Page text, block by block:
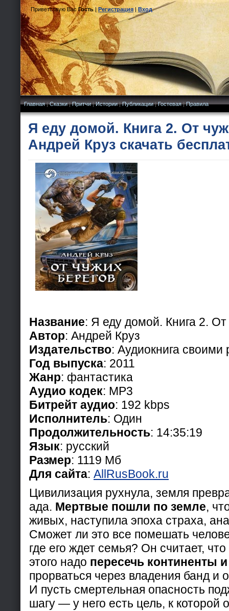
Приветствую Вас Гость|Регистрация|Вход
Главная|Сказки|Притчи|Истории|Публикации|Гостевая|Правила
Я еду домой. Книга 2. От
Андрей Круз скачать
Название: Я еду домой. Книга 2. От
Автор: Андрей Круз
Издательство: Аудиокнига своими
Год выпуска: 2011
Жанр: фантастика
Аудио кодек: MP3
Битрейт аудио: 192 kbps
Исполнитель: Один
Продолжительность: 14:35:19
Язык: русский
Размер: 1119 Мб
Для сайта: AllRusBook.ru
Цивилизация рухнула, земля
ада. Мертвые пошли по земле,
живых, наступила эпоха страха,
Сможет ли это все помешать
где его ждет семья? Он считает,
этого надо пересечь континенты
прорваться через владения банд и
И пусть смертельная опасность
шагу — у него есть цель, к которой